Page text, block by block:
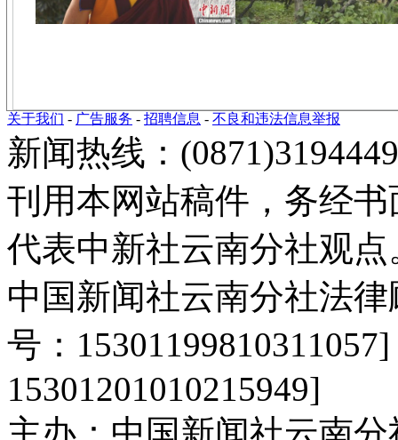
关于我们 - 广告服务 - 招聘信息 - 不良和违法信息举报
新闻热线：
刊用本网站稿件，务经
代表中新社云南分社观点
中国新闻社云南分社法
号：
15301201010215949]